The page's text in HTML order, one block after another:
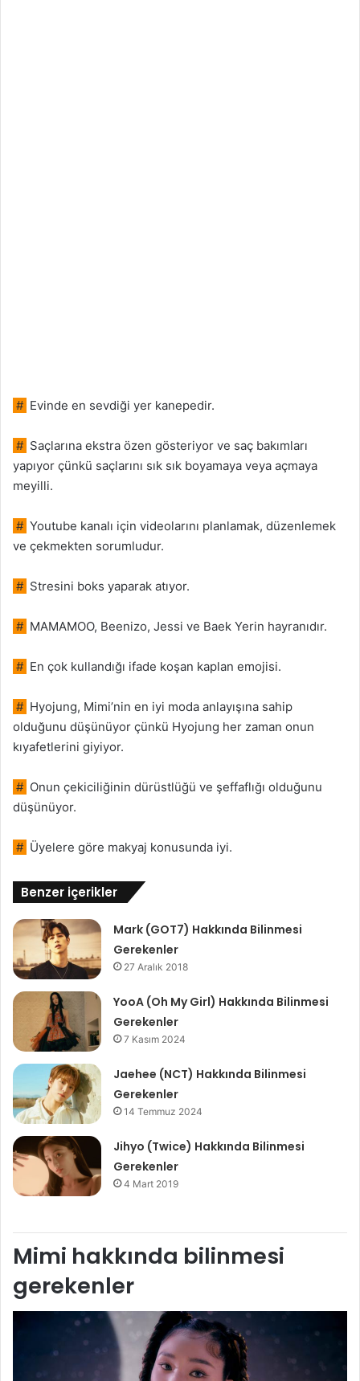
# Evinde en sevdiği yer kanepedir.
# Saçlarına ekstra özen gösteriyor ve saç bakımları
yapıyor çünkü saçlarını sık sık boyamaya veya açmaya
meyilli.
# Youtube kanalı için videolarını planlamak, düzenlemek
ve çekmekten sorumludur.
# Stresini boks yaparak atıyor.
# MAMAMOO, Beenizo, Jessi ve Baek Yerin hayranıdır.
# En çok kullandığı ifade koşan kaplan emojisi.
# Hyojung, Mimi’nin en iyi moda anlayışına sahip
olduğunu düşünüyor çünkü Hyojung her zaman onun
kıyafetlerini giyiyor.
# Onun çekiciliğinin dürüstlüğü ve şeffaflığı olduğunu
düşünüyor.
# Üyelere göre makyaj konusunda iyi.
Benzer içerikler
Mark (GOT7) Hakkında Bilinmesi
Gerekenler
27 Aralık 2018
YooA (Oh My Girl) Hakkında Bilinmesi
Gerekenler
7 Kasım 2024
Jaehee (NCT) Hakkında Bilinmesi
Gerekenler
14 Temmuz 2024
Jihyo (Twice) Hakkında Bilinmesi
Gerekenler
4 Mart 2019
Mimi hakkında bilinmesi
gerekenler